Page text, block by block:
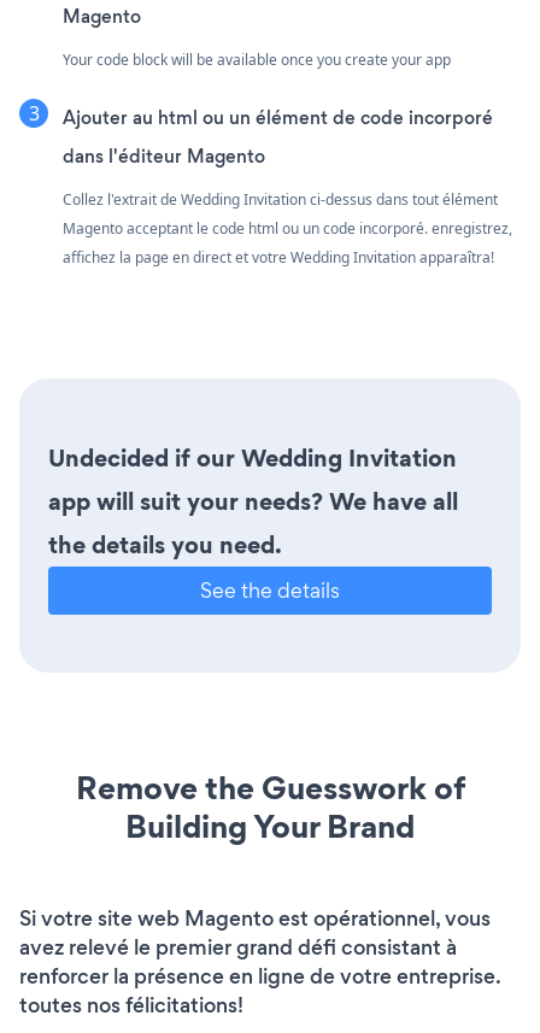
Magento
Your code block will be available once you create your app
Ajouter au html ou un élément de code incorporé
dans l'éditeur Magento
Collez l'extrait de Wedding Invitation ci-dessus dans tout élément
Magento acceptant le code html ou un code incorporé. enregistrez,
affichez la page en direct et votre Wedding Invitation apparaîtra!
Undecided if our Wedding Invitation
app will suit your needs? We have all
the details you need.
See the details
Remove the Guesswork of
Building Your Brand
Si votre site web Magento est opérationnel, vous
avez relevé le premier grand défi consistant à
renforcer la présence en ligne de votre entreprise.
toutes nos félicitations!